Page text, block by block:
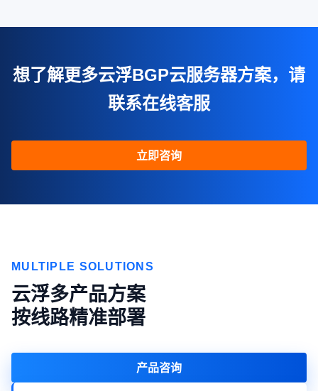
想了解更多云浮BGP云服务器方案，请
联系在线客服
立即咨询
MULTIPLE SOLUTIONS
云浮多产品方案
按线路精准部署
产品咨询